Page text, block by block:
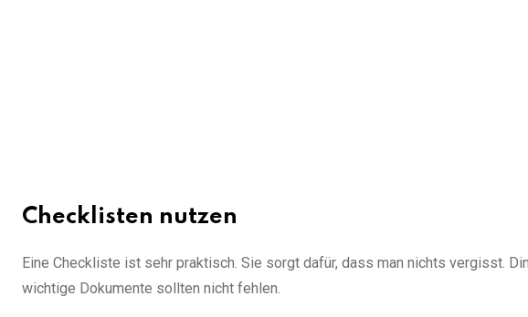
Checklisten nutzen
Eine Checkliste ist sehr praktisch. Sie sorgt dafür, dass man nichts vergisst.
wichtige Dokumente sollten nicht fehlen.